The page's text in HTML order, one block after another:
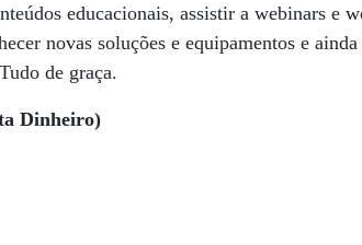
educacionais, assistir a webinars e
novas soluções e equipamentos e
de graça.
Dinheiro)